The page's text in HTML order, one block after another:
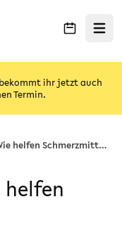
Menü
ihr jetzt auch
Termin.
Schnappfinger: Wie helfen Schmerzmittel?
helfen